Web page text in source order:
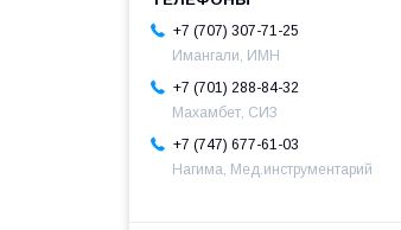
+7 (707) 307-71-25
Имангали, ИМН
+7 (701) 288-84-32
Махамбет, СИЗ
+7 (747) 677-61-03
Нагима, Мед.инструментарий